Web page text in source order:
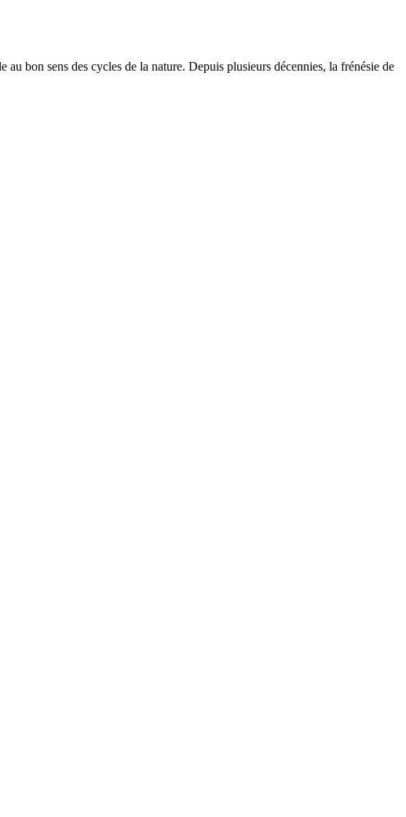
bon sens des cycles de la nature. Depuis plusieurs décennies, la frénésie de